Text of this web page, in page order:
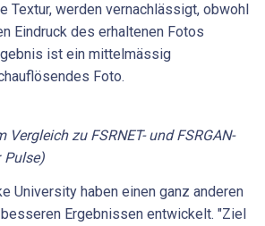
Textur, werden vernachlässigt, obwohl
Eindruck des erhaltenen Fotos
ist ein mittelmässig
Foto.
Vergleich zu FSRNET- und FSRGAN-
Pulse)
University haben einen ganz anderen
Ergebnissen entwickelt. "Ziel